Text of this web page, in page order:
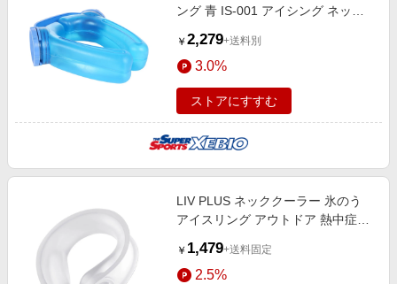
家電・PC・スマホ・カメラ
エンタメ
スポーツ・アウトドア・ゴルフ
旅行・レジャー・ホテル予約
金融・マネー・保険
デジタルコンテンツ
電子書籍特集
楽天ペイ導入ストア
楽天サービス特集
お中元特集2026
Apple公式サイト×楽天カード分割払い
Qoo10メガポ
ング 青 IS-001 アイシング ネック
￥ 2,279+送料別
3.0%
ストアにすすむ
LIV PLUS ネッククーラー 氷のう
アイスリング アウトドア 熱中症対
￥ 1,479+送料固定
2.5%